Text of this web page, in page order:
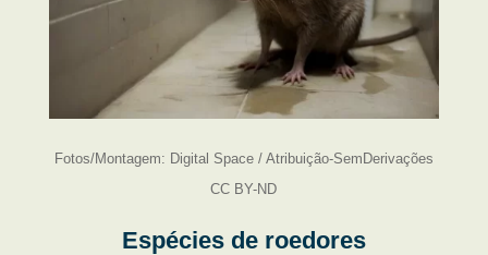
Fotos/Montagem: Digital Space / Atribuição-SemDerivações
CC BY-ND
Espécies de roedores